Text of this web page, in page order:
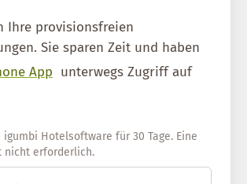
Ihre provisionsfreien
Sie sparen Zeit und haben
App unterwegs Zugriff auf
igumbi Hotelsoftware für 30 Tage. Eine
nicht erforderlich.